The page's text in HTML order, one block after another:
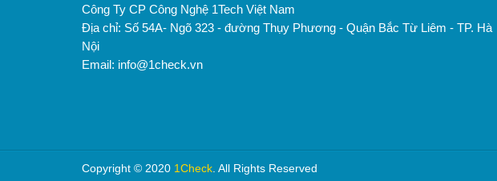
Công Ty CP Công Nghệ 1Tech Việt Nam
Địa chỉ: Số 54A- Ngõ 323 - đường Thụy Phương - Quận Bắc Từ Liêm - TP. Hà
Nội
Email: info@1check.vn
Copyright © 2020 1Check. All Rights Reserved